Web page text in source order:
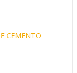
CEMENTO